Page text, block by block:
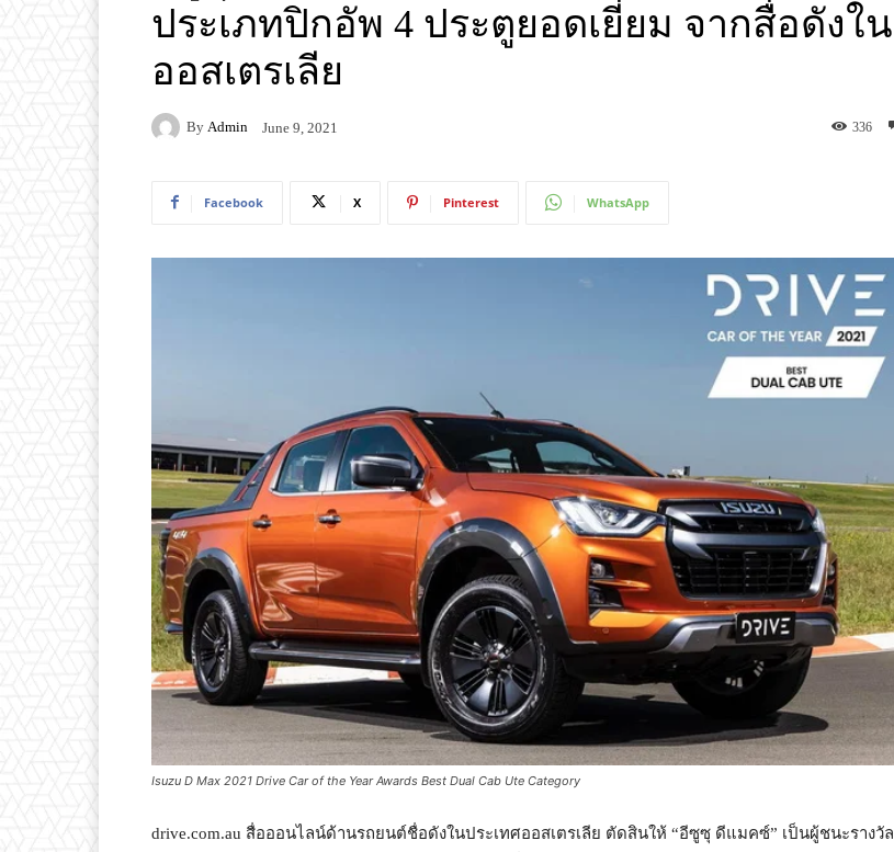
ประเภทปิกอัพ 4 ประตูยอดเยี่ยม จากสื่อดังใน
ออสเตรเลีย
By Admin June 9, 2021 336
Facebook X Pinterest WhatsApp
Isuzu D Max 2021 Drive Car of the Year Awards Best Dual Cab Ute Category
drive.com.au สื่อออนไลน์ด้านรถยนต์ชื่อดังในประเทศออสเตรเลีย ตัดสินให้ “อีซูซุ ดีแมคซ์” เป็นผู้ชนะรางวัล